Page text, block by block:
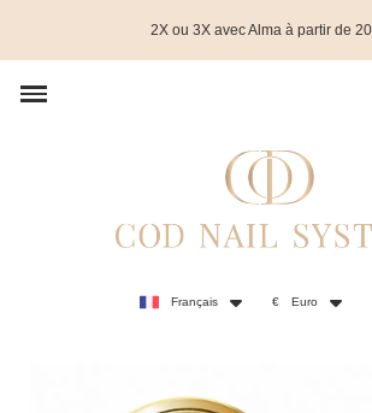
2X ou 3X avec Alma à partir de
Français € Euro